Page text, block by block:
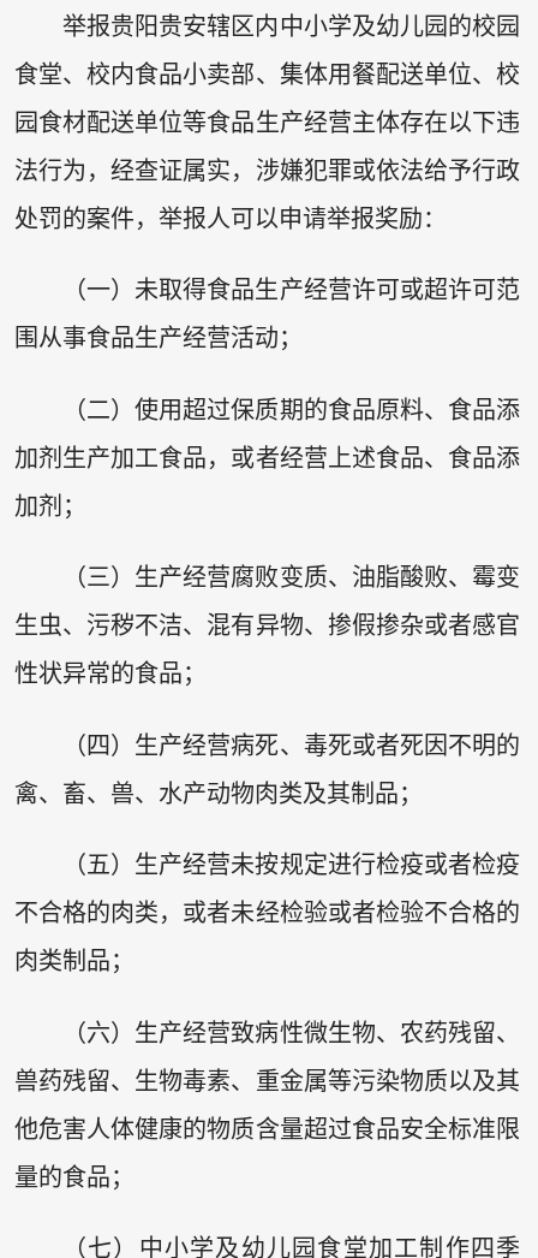
举报贵阳贵安辖区内中小学及幼儿园的校园
食堂、校内食品小卖部、集体用餐配送单位、校
园食材配送单位等食品生产经营主体存在以下违
法行为，经查证属实，涉嫌犯罪或依法给予行政
处罚的案件，举报人可以申请举报奖励：
（一）未取得食品生产经营许可或超许可范
围从事食品生产经营活动；
（二）使用超过保质期的食品原料、食品添
加剂生产加工食品，或者经营上述食品、食品添
加剂；
（三）生产经营腐败变质、油脂酸败、霉变
生虫、污秽不洁、混有异物、掺假掺杂或者感官
性状异常的食品；
（四）生产经营病死、毒死或者死因不明的
禽、畜、兽、水产动物肉类及其制品；
（五）生产经营未按规定进行检疫或者检疫
不合格的肉类，或者未经检验或者检验不合格的
肉类制品；
（六）生产经营致病性微生物、农药残留、
兽药残留、生物毒素、重金属等污染物质以及其
他危害人体健康的物质含量超过食品安全标准限
量的食品；
（七）中小学及幼儿园食堂加工制作四季